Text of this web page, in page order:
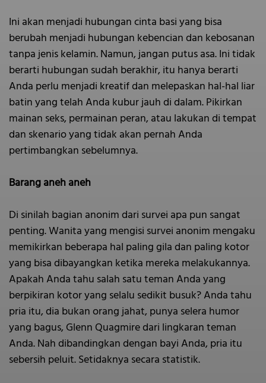
Ini akan menjadi hubungan cinta basi yang bisa
berubah menjadi hubungan kebencian dan kebosanan
tanpa jenis kelamin. Namun, jangan putus asa. Ini tidak
berarti hubungan sudah berakhir, itu hanya berarti
Anda perlu menjadi kreatif dan melepaskan hal-hal liar
batin yang telah Anda kubur jauh di dalam. Pikirkan
mainan seks, permainan peran, atau lakukan di tempat
dan skenario yang tidak akan pernah Anda
pertimbangkan sebelumnya.
Barang aneh aneh
Di sinilah bagian anonim dari survei apa pun sangat
penting. Wanita yang mengisi survei anonim mengaku
memikirkan beberapa hal paling gila dan paling kotor
yang bisa dibayangkan ketika mereka melakukannya.
Apakah Anda tahu salah satu teman Anda yang
berpikiran kotor yang selalu sedikit busuk? Anda tahu
pria itu, dia bukan orang jahat, punya selera humor
yang bagus, Glenn Quagmire dari lingkaran teman
Anda. Nah dibandingkan dengan bayi Anda, pria itu
sebersih peluit. Setidaknya secara statistik.